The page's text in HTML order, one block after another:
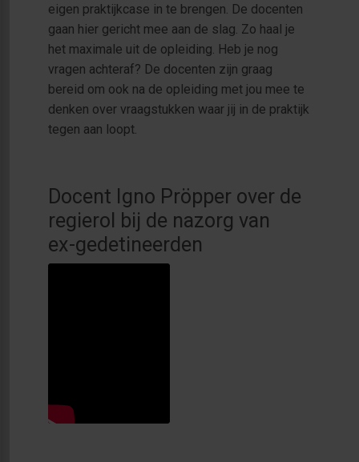
eigen praktijkcase in te brengen. De docenten
gaan hier gericht mee aan de slag. Zo haal je
het maximale uit de opleiding. Heb je nog
vragen achteraf? De docenten zijn graag
bereid om ook na de opleiding met jou mee te
denken over vraagstukken waar jij in de praktijk
tegen aan loopt.
Docent Igno Pröpper over de
regierol bij de nazorg van
ex-gedetineerden